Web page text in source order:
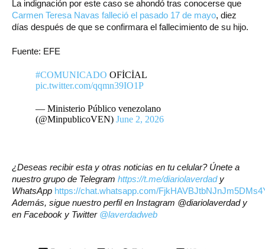
La indignación por este caso se ahondó tras conocerse que
Carmen Teresa Navas falleció el pasado 17 de mayo, diez
días después de que se confirmara el fallecimiento de su hijo.
Fuente: EFE
#COMUNICADO OFİCİAL
pic.twitter.com/qqmn39IO1P
— Ministerio Público venezolano
(@MinpublicoVEN) June 2, 2026
¿Deseas recibir esta y otras noticias en tu celular? Únete a
nuestro grupo de Telegram https://t.me/diariolaverdady
WhatsApp https://chat.whatsapp.com/
Además, sigue nuestro perfil en Instagram @diariolaverdady
en Facebook y Twitter @laverdadweb